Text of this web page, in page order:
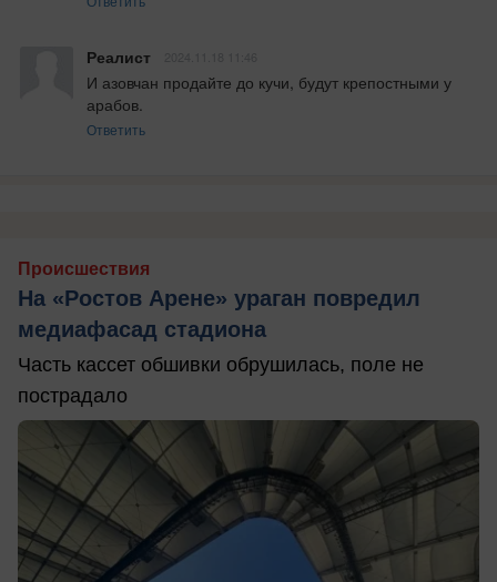
Реалист
И азовчан продайте до кучи, будут крепостными у
арабов.
Ответить
Происшествия
На «Ростов Арене» ураган повредил
медиафасад стадиона
Часть кассет обшивки обрушилась, поле не
пострадало